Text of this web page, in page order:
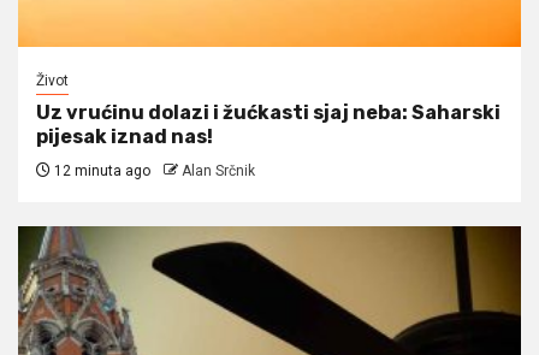
Život
Uz vrućinu dolazi i žućkasti sjaj neba: Saharski
pijesak iznad nas!
12 minuta ago Alan Srčnik